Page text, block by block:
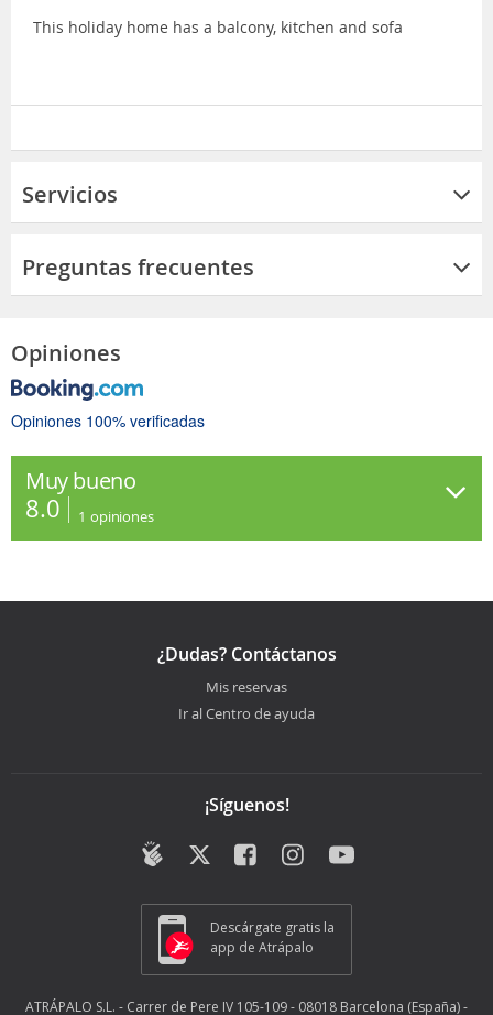
This holiday home has a balcony, kitchen and sofa
Servicios
Preguntas frecuentes
Opiniones
Opiniones 100% verificadas
Muy bueno
8.0 1 opiniones
¿Dudas? Contáctanos
Mis reservas
Ir al Centro de ayuda
¡Síguenos!
Descárgate gratis la
app de Atrápalo
ATRÁPALO S.L. - Carrer de Pere IV 105-109 - 08018 Barcelona (España) -